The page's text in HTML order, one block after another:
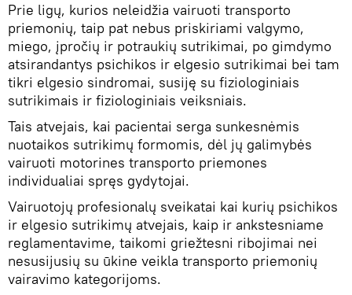
Prie ligų, kurios neleidžia vairuoti transporto
priemonių, taip pat nebus priskiriami valgymo,
miego, įpročių ir potraukių sutrikimai, po gimdymo
atsirandantys psichikos ir elgesio sutrikimai bei tam
tikri elgesio sindromai, susiję su fiziologiniais
sutrikimais ir fiziologiniais veiksniais.
Tais atvejais, kai pacientai serga sunkesnėmis
nuotaikos sutrikimų formomis, dėl jų galimybės
vairuoti motorines transporto priemones
individualiai spręs gydytojai.
Vairuotojų profesionalų sveikatai kai kurių psichikos
ir elgesio sutrikimų atvejais, kaip ir ankstesniame
reglamentavime, taikomi griežtesni ribojimai nei
nesusijusių su ūkine veikla transporto priemonių
vairavimo kategorijoms.